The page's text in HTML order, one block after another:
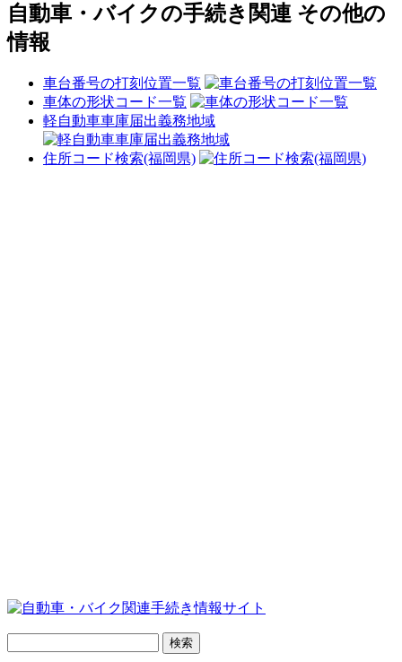
自動車・バイクの手続き関連 その他の
情報
車台番号の打刻位置一覧
車体の形状コード一覧
軽自動車車庫届出義務地域
住所コード検索(福岡県)